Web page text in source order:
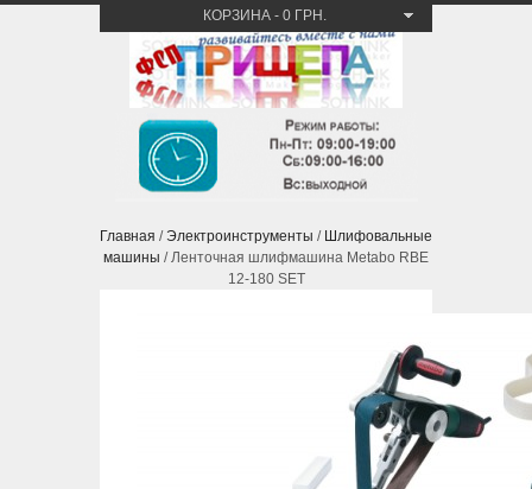
КОРЗИНА - 0 ГРН.
Главная /Электроинструменты / Шлифовальные
машины / Ленточная шлифмашина Metabo RBE
12-180 SET